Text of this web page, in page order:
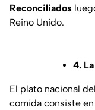
Reconciliados
Reino Unido.
4.
El plato nacional
comida consiste